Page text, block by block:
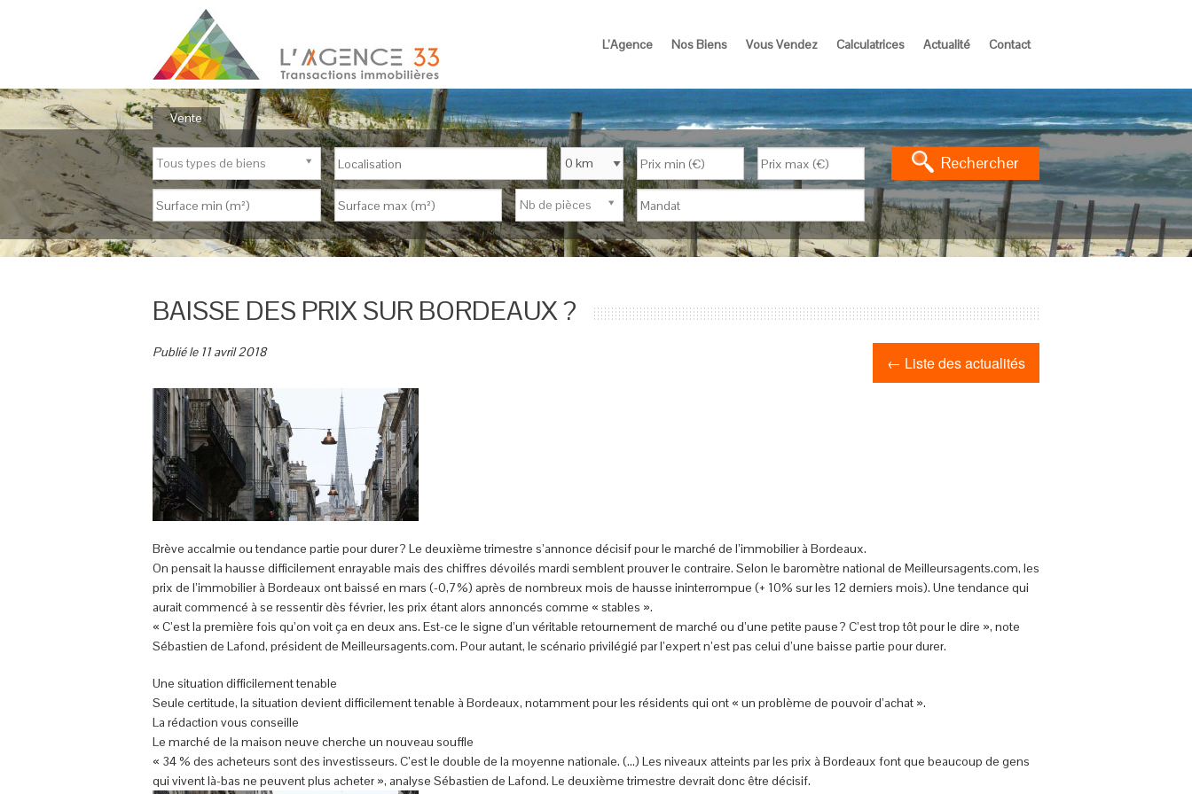
L’Agence Nos Biens Vous Vendez Calculatrices Actualité Contact
Vente
Tous types de biens
Nb de pièces
Rechercher
BAISSE DES PRIX SUR BORDEAUX ?
← Liste des actualités
Publié le 11 avril 2018
Brève accalmie ou tendance partie pour durer ? Le deuxième trimestre s’annonce décisif pour le marché de l’immobilier à Bordeaux.
On pensait la hausse difficilement enrayable mais des chiffres dévoilés mardi semblent prouver le contraire. Selon le baromètre national de Meilleursagents.com, les
prix de l’immobilier à Bordeaux ont baissé en mars (-0,7%) après de nombreux mois de hausse ininterrompue (+ 10% sur les 12 derniers mois). Une tendance qui
aurait commencé à se ressentir dès février, les prix étant alors annoncés comme « stables ».
« C’est la première fois qu’on voit ça en deux ans. Est-ce le signe d’un véritable retournement de marché ou d’une petite pause ? C’est trop tôt pour le dire », note
Sébastien de Lafond, président de Meilleursagents.com. Pour autant, le scénario privilégié par l’expert n’est pas celui d’une baisse partie pour durer.
Une situation difficilement tenable
Seule certitude, la situation devient difficilement tenable à Bordeaux, notamment pour les résidents qui ont « un problème de pouvoir d’achat ».
La rédaction vous conseille
Le marché de la maison neuve cherche un nouveau souffle
« 34 % des acheteurs sont des investisseurs. C’est le double de la moyenne nationale. (…) Les niveaux atteints par les prix à Bordeaux font que beaucoup de gens
qui vivent là-bas ne peuvent plus acheter », analyse Sébastien de Lafond. Le deuxième trimestre devrait donc être décisif.